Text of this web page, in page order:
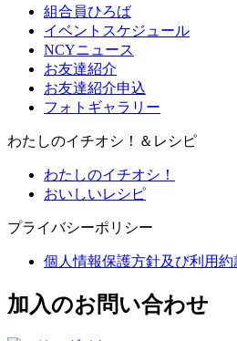
組合員ひろば
イベントスケジュール
NCYニュース
お友達紹介
お友達紹介申込
フォトギャラリー
わたしのイチオシ！＆レシピ
わたしのイチオシ！
おいしいレシピ
プライバシーポリシー
個人情報保護方針及び利用
加入のお問い合わせ